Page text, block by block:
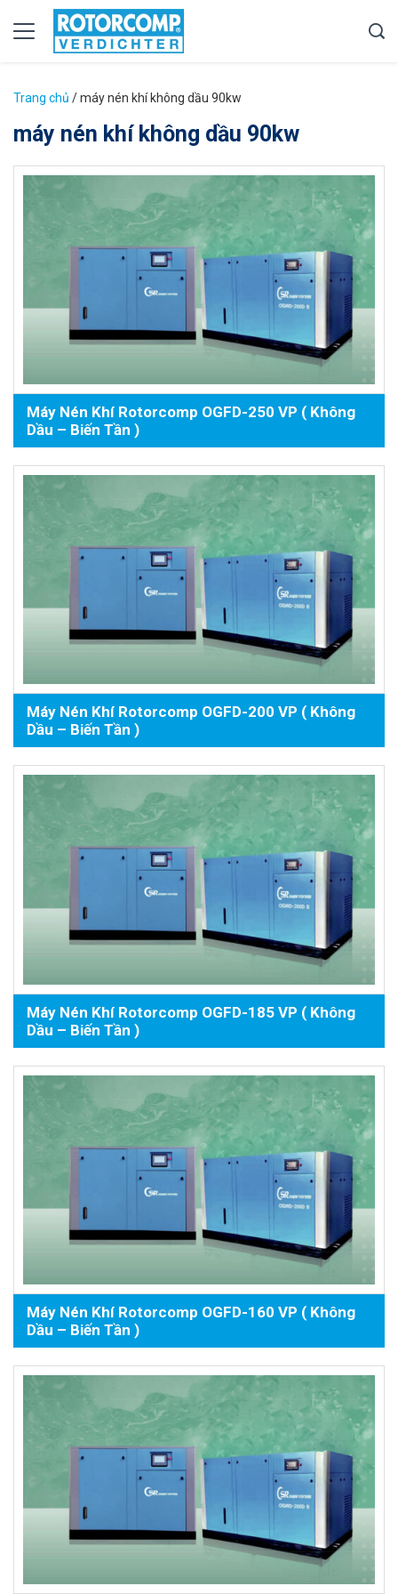
Trang chủ /máy nén khí không dầu 90kw
máy nén khí không dầu 90kw
Máy Nén Khí Rotorcomp OGFD-250 VP ( Không
Dầu – Biến Tần )
Máy Nén Khí Rotorcomp OGFD-200 VP ( Không
Dầu – Biến Tần )
Máy Nén Khí Rotorcomp OGFD-185 VP ( Không
Dầu – Biến Tần )
Máy Nén Khí Rotorcomp OGFD-160 VP ( Không
Dầu – Biến Tần )